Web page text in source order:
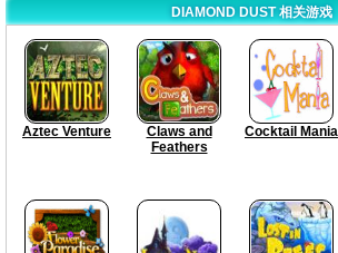
DIAMOND DUST 相关游戏
Aztec Venture
Claws and
Feathers
Cocktail Mania